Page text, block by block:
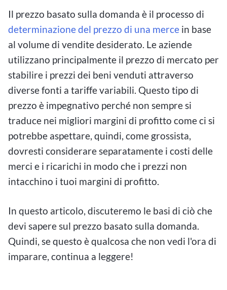
Il prezzo basato sulla domanda è il processo di
determinazione del prezzo di una merce in base
al volume di vendite desiderato. Le aziende
utilizzano principalmente il prezzo di mercato per
stabilire i prezzi dei beni venduti attraverso
diverse fonti a tariffe variabili. Questo tipo di
prezzo è impegnativo perché non sempre si
traduce nei migliori margini di profitto come ci si
potrebbe aspettare, quindi, come grossista,
dovresti considerare separatamente i costi delle
merci e i ricarichi in modo che i prezzi non
intacchino i tuoi margini di profitto.
In questo articolo, discuteremo le basi di ciò che
devi sapere sul prezzo basato sulla domanda.
Quindi, se questo è qualcosa che non vedi l'ora di
imparare, continua a leggere!